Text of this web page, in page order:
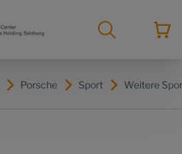
Porsche Sport Weitere